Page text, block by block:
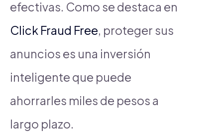
efectivas. Como se destaca en
Click Fraud Free, proteger sus
anuncios es una inversión
inteligente que puede
ahorrarles miles de pesos a
largo plazo.